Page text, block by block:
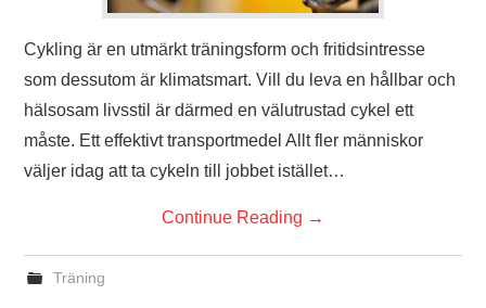
Cykling är en utmärkt träningsform och fritidsintresse
som dessutom är klimatsmart. Vill du leva en hållbar och
hälsosam livsstil är därmed en välutrustad cykel ett
måste. Ett effektivt transportmedel Allt fler människor
väljer idag att ta cykeln till jobbet istället…
Continue Reading →
Träning